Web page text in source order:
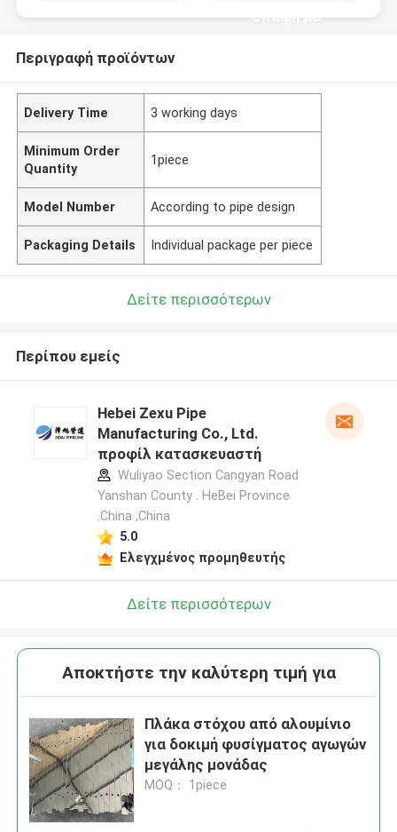
επαφή με
Περιγραφή προϊόντων
Delivery Time 3 working days
Minimum Order
Quantity
1piece
Model Number According to pipe design
Packaging Details Individual package per piece
Δείτε περισσότερων
Περίπου εμείς
Hebei Zexu Pipe
Manufacturing Co., Ltd.
προφίλ κατασκευαστή
Wuliyao Section Cangyan Road
Yanshan County . HeBei Province
.China ,China
5.0
Ελεγχμένος προμηθευτής
Δείτε περισσότερων
Αποκτήστε την καλύτερη τιμή για
Πλάκα στόχου από αλουμίνιο
για δοκιμή φυσίγματος αγωγών
μεγάλης μονάδας
MOQ： 1piece